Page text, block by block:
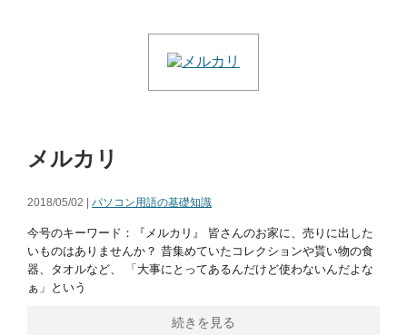
メルカリ
2018/05/02 | パソコン用語の基礎知識
今号のキーワード：『メルカリ』 皆さんのお家に、売りに出した
いものはありませんか？ 昔集めていたコレクションや貰い物の食
器、タオルなど、 「大事にとってあるんだけど使わないんだよな
ぁ」という
続きを見る